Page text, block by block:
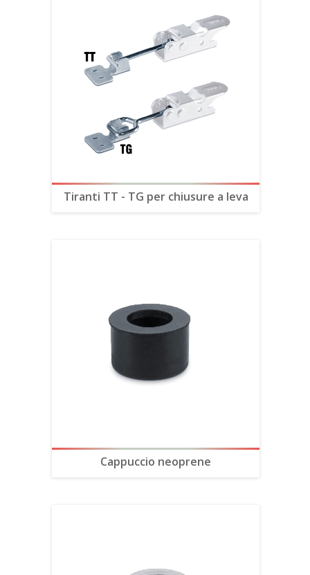
Tiranti TT - TG per chiusure a leva
Cappuccio neoprene